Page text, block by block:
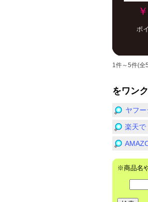
ポ
1件～5件(全
をワン
ヤフ
楽天で
※商品名